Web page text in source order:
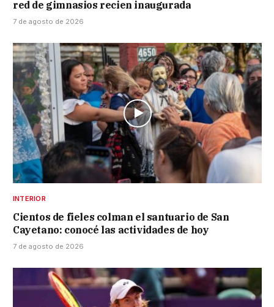
red de gimnasios recien inaugurada
7 de agosto de 2026
INTERIOR
Cientos de fieles colman el santuario de San
Cayetano: conocé las actividades de hoy
7 de agosto de 2026